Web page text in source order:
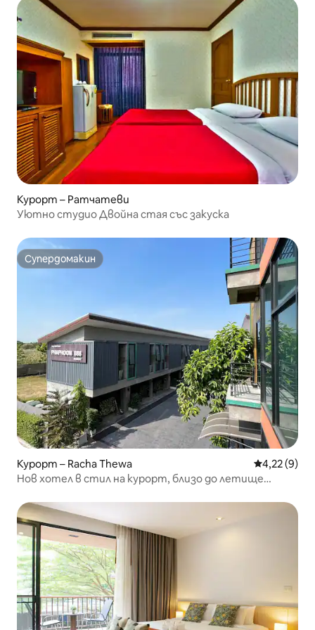
Курорт – Ратчатеви
Уютно студио Двойна стая със закуска
Супердомакин
Супердомакин
Курорт – Racha Thewa Средна
4,22 (9)
Нов хотел в стил на курорт, близо до летище